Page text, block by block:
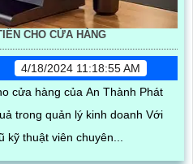
CHO CỬA HÀNG
4/18/2024 11:18:55 AM
cửa hàng của An Thành Phát
quản lý kinh doanh Với
thuật viên chuyên...